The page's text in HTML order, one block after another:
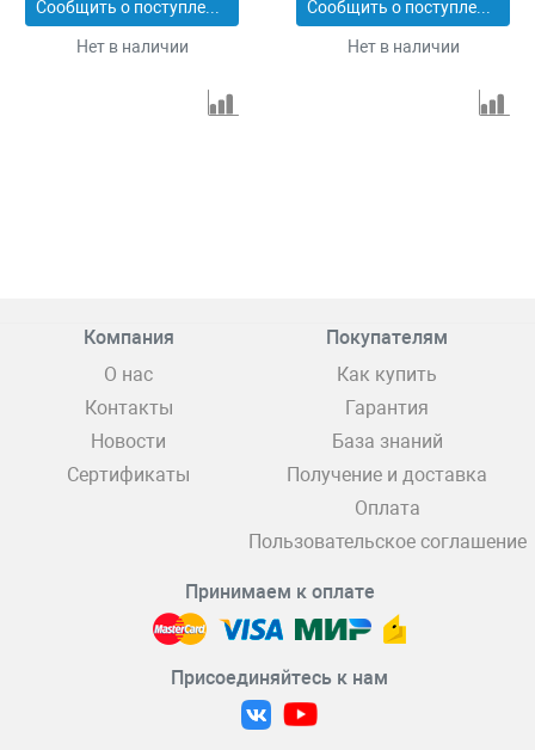
Сообщить о поступлении
Нет в наличии
Сообщить о поступлении
Нет в наличии
Компания
О нас
Контакты
Новости
Сертификаты
Покупателям
Как купить
Гарантия
База знаний
Получение и доставка
Оплата
Пользовательское соглашение
Принимаем к оплате
Присоединяйтесь к нам